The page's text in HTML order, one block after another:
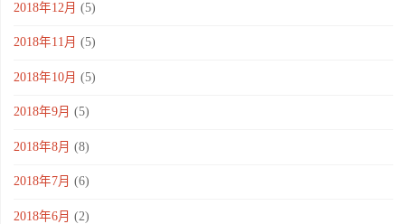
2018年12月 (5)
2018年11月 (5)
2018年10月 (5)
2018年9月 (5)
2018年8月 (8)
2018年7月 (6)
2018年6月 (2)